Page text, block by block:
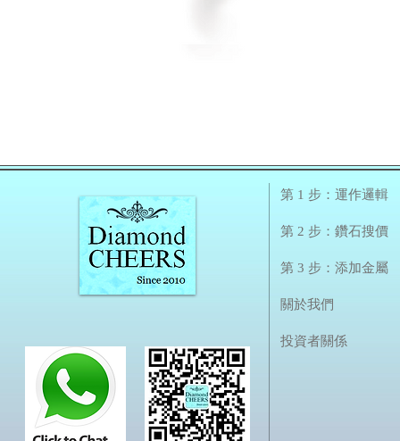
第 1 步：運作邏輯
第 2 步：鑽石搜價
第 3 步：添加金屬
關於我們
投資者關係